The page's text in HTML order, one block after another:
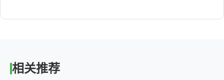
相关推荐